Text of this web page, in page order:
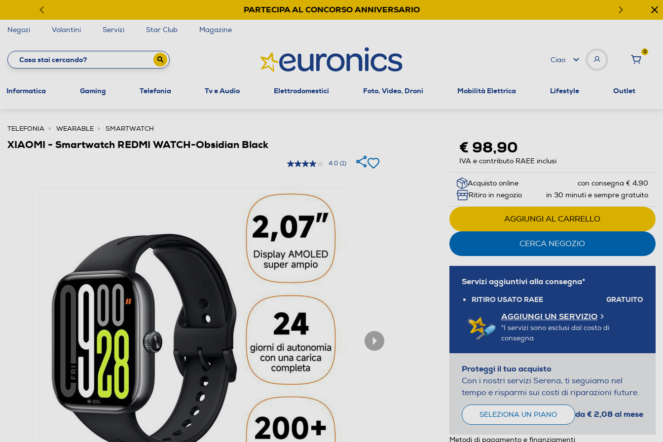
PARTECIPA AL CONCORSO ANNIVERSARIO
Negozi Volantini Servizi Star Club Magazine
Ciao
0
Informatica Gaming Telefonia Tv e Audio Elettrodomestici Foto, Video, Droni Mobilità Elettrica Lifestyle Outlet
TELEFONIA WEARABLE SMARTWATCH
XIAOMI - Smartwatch REDMI WATCH-Obsidian Black
4.0 (1)
€ 98,90
IVA e contributo RAEE inclusi
Acquisto online
con consegna € 4,90
Ritiro in negozio
in 30 minuti e sempre gratuito
AGGIUNGI AL CARRELLO
CERCA NEGOZIO
Servizi aggiuntivi alla consegna*
RITIRO USATO RAEE GRATUITO
AGGIUNGI UN SERVIZIO
*I servizi sono esclusi dal costo di
consegna
Proteggi il tuo acquisto
Con i nostri servizi Serena, ti seguiamo nel
tempo e risparmi sui costi di riparazioni future.
SELEZIONA UN PIANO da € 2,08 al mese
Metodi di pagamento e finanziamenti